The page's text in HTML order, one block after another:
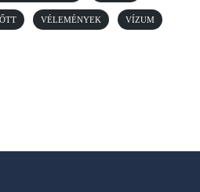
VÉLEMÉNYEK VÍZUM